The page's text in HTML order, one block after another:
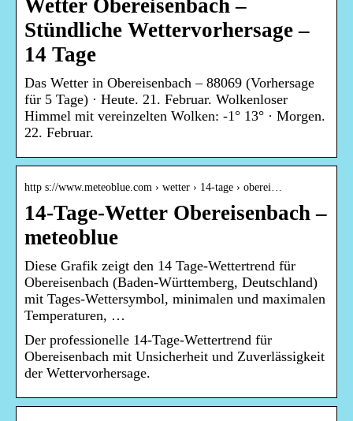
Wetter Obereisenbach –
Stündliche Wettervorhersage –
14 Tage
Das Wetter in Obereisenbach – 88069 (Vorhersage
für 5 Tage) · Heute. 21. Februar. Wolkenloser
Himmel mit vereinzelten Wolken: -1° 13° · Morgen.
22. Februar.
http s://www.meteoblue.com › wetter › 14-tage › oberei…
14-Tage-Wetter Obereisenbach –
meteoblue
Diese Grafik zeigt den 14 Tage-Wettertrend für
Obereisenbach (Baden-Württemberg, Deutschland)
mit Tages-Wettersymbol, minimalen und maximalen
Temperaturen, …
Der professionelle 14-Tage-Wettertrend für
Obereisenbach mit Unsicherheit und Zuverlässigkeit
der Wettervorhersage.